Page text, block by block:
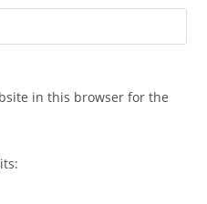
in this browser for the